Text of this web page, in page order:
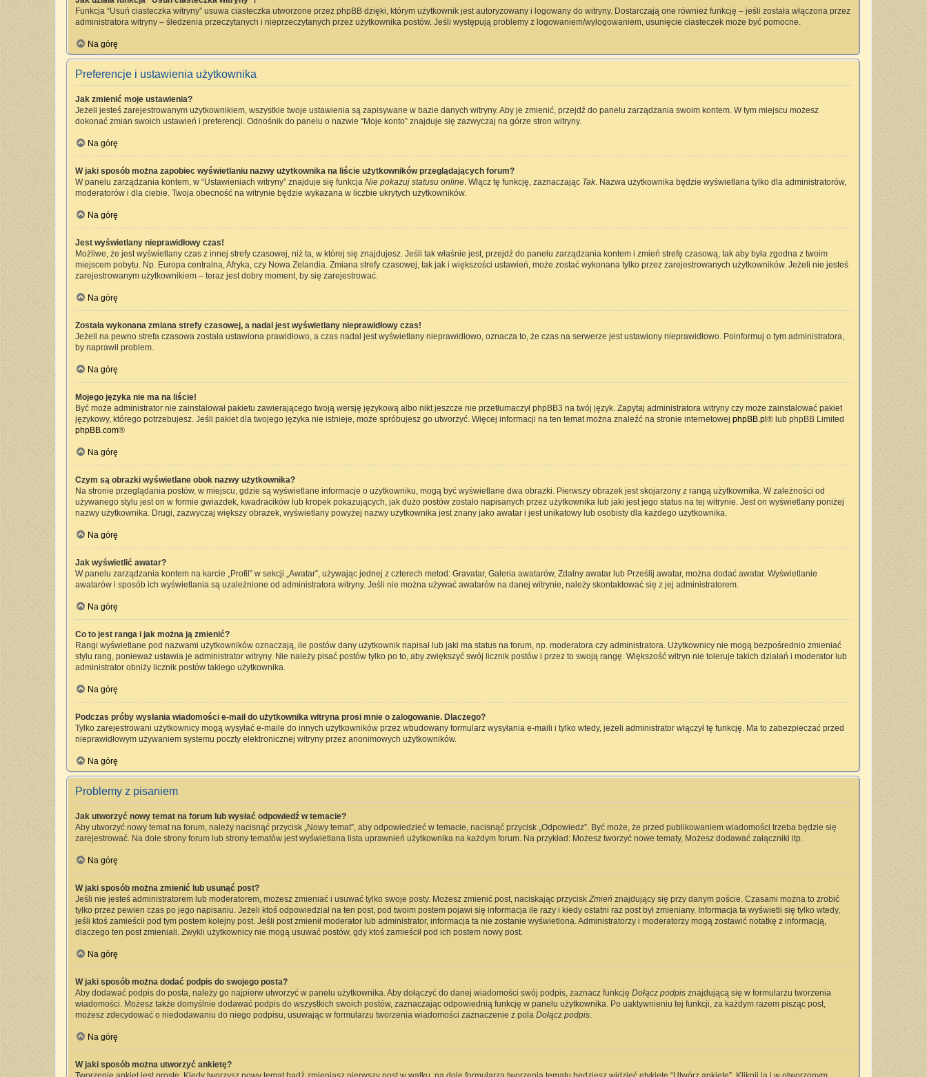
Funkcja “Usuń ciasteczka witryny” usuwa ciasteczka utworzone przez phpBB dzięki, którym użytkownik jest autoryzowany i logowany do witryny. Dostarczają one również funkcję – jeśli została włączona przez
administratora witryny – śledzenia przeczytanych i nieprzeczytanych przez użytkownika postów. Jeśli występują problemy z logowaniem/wylogowaniem, usunięcie ciasteczek może być pomocne.
Na górę
Preferencje i ustawienia użytkownika
Jak zmienić moje ustawienia?
Jeżeli jesteś zarejestrowanym użytkownikiem, wszystkie twoje ustawienia są zapisywane w bazie danych witryny. Aby je zmienić, przejdź do panelu zarządzania swoim kontem. W tym miejscu możesz
dokonać zmian swoich ustawień i preferencji. Odnośnik do panelu o nazwie “Moje konto” znajduje się zazwyczaj na górze stron witryny.
Na górę
W jaki sposób można zapobiec wyświetlaniu nazwy użytkownika na liście użytkowników przeglądających forum?
W panelu zarządzania kontem, w “Ustawieniach witryny” znajduje się funkcja Nie pokazuj statusu online. Włącz tę funkcję, zaznaczając Tak. Nazwa użytkownika będzie wyświetlana tylko dla administratorów,
moderatorów i dla ciebie. Twoja obecność na witrynie będzie wykazana w liczbie ukrytych użytkowników.
Na górę
Jest wyświetlany nieprawidłowy czas!
Możliwe, że jest wyświetlany czas z innej strefy czasowej, niż ta, w której się znajdujesz. Jeśli tak właśnie jest, przejdź do panelu zarządzania kontem i zmień strefę czasową, tak aby była zgodna z twoim
miejscem pobytu. Np. Europa centralna, Afryka, czy Nowa Zelandia. Zmiana strefy czasowej, tak jak i większości ustawień, może zostać wykonana tylko przez zarejestrowanych użytkowników. Jeżeli nie jesteś
zarejestrowanym użytkownikiem – teraz jest dobry moment, by się zarejestrować.
Na górę
Została wykonana zmiana strefy czasowej, a nadal jest wyświetlany nieprawidłowy czas!
Jeżeli na pewno strefa czasowa została ustawiona prawidłowo, a czas nadal jest wyświetlany nieprawidłowo, oznacza to, że czas na serwerze jest ustawiony nieprawidłowo. Poinformuj o tym administratora,
by naprawił problem.
Na górę
Mojego języka nie ma na liście!
Być może administrator nie zainstalował pakietu zawierającego twoją wersję językową albo nikt jeszcze nie przetłumaczył phpBB3 na twój język. Zapytaj administratora witryny czy może zainstalować pakiet
językowy, którego potrzebujesz. Jeśli pakiet dla twojego języka nie istnieje, może spróbujesz go utworzyć. Więcej informacji na ten temat można znaleźć na stronie internetowej phpBB.pl ® lub phpBB Limited
phpBB.com®
Na górę
Czym są obrazki wyświetlane obok nazwy użytkownika?
Na stronie przeglądania postów, w miejscu, gdzie są wyświetlane informacje o użytkowniku, mogą być wyświetlane dwa obrazki. Pierwszy obrazek jest skojarzony z rangą użytkownika. W zależności od
używanego stylu jest on w formie gwiazdek, kwadracików lub kropek pokazujących, jak dużo postów zostało napisanych przez użytkownika lub jaki jest jego status na tej witrynie. Jest on wyświetlany poniżej
nazwy użytkownika. Drugi, zazwyczaj większy obrazek, wyświetlany powyżej nazwy użytkownika jest znany jako awatar i jest unikatowy lub osobisty dla każdego użytkownika.
Na górę
Jak wyświetlić awatar?
W panelu zarządzania kontem na karcie „Profil” w sekcji „Awatar”, używając jednej z czterech metod: Gravatar, Galeria awatarów, Zdalny awatar lub Prześlij awatar, można dodać awatar. Wyświetlanie
awatarów i sposób ich wyświetlania są uzależnione od administratora witryny. Jeśli nie można używać awatarów na danej witrynie, należy skontaktować się z jej administratorem.
Na górę
Co to jest ranga i jak można ją zmienić?
Rangi wyświetlane pod nazwami użytkowników oznaczają, ile postów dany użytkownik napisał lub jaki ma status na forum, np. moderatora czy administratora. Użytkownicy nie mogą bezpośrednio zmieniać
stylu rang, ponieważ ustawia je administrator witryny. Nie należy pisać postów tylko po to, aby zwiększyć swój licznik postów i przez to swoją rangę. Większość witryn nie toleruje takich działań i moderator lub
administrator obniży licznik postów takiego użytkownika.
Na górę
Podczas próby wysłania wiadomości e-mail do użytkownika witryna prosi mnie o zalogowanie. Dlaczego?
Tylko zarejestrowani użytkownicy mogą wysyłać e-maile do innych użytkowników przez wbudowany formularz wysyłania e-maili i tylko wtedy, jeżeli administrator włączył tę funkcję. Ma to zabezpieczać przed
nieprawidłowym używaniem systemu poczty elektronicznej witryny przez anonimowych użytkowników.
Na górę
Problemy z pisaniem
Jak utworzyć nowy temat na forum lub wysłać odpowiedź w temacie?
Aby utworzyć nowy temat na forum, należy nacisnąć przycisk „Nowy temat”, aby odpowiedzieć w temacie, nacisnąć przycisk „Odpowiedz”. Być może, że przed publikowaniem wiadomości trzeba będzie się
zarejestrować. Na dole strony forum lub strony tematów jest wyświetlana lista uprawnień użytkownika na każdym forum. Na przykład: Możesz tworzyć nowe tematy, Możesz dodawać załączniki itp.
Na górę
W jaki sposób można zmienić lub usunąć post?
Jeśli nie jesteś administratorem lub moderatorem, możesz zmieniać i usuwać tylko swoje posty. Możesz zmienić post, naciskając przyciskZmień znajdujący się przy danym poście. Czasami można to zrobić
tylko przez pewien czas po jego napisaniu. Jeżeli ktoś odpowiedział na ten post, pod twoim postem pojawi się informacja ile razy i kiedy ostatni raz post był zmieniany. Informacja ta wyświetli się tylko wtedy,
jeśli ktoś zamieścił pod tym postem kolejny post. Jeśli post zmienił moderator lub administrator, informacja ta nie zostanie wyświetlona. Administratorzy i moderatorzy mogą zostawić notatkę z informacją,
dlaczego ten post zmieniali. Zwykli użytkownicy nie mogą usuwać postów, gdy ktoś zamieścił pod ich postem nowy post.
Na górę
W jaki sposób można dodać podpis do swojego posta?
Aby dodawać podpis do posta, należy go najpierw utworzyć w panelu użytkownika. Aby dołączyć do danej wiadomości swój podpis, zaznacz funkcję Dołącz podpis znajdującą się w formularzu tworzenia
wiadomości. Możesz także domyślnie dodawać podpis do wszystkich swoich postów, zaznaczając odpowiednią funkcję w panelu użytkownika. Po uaktywnieniu tej funkcji, za każdym razem pisząc post,
możesz zdecydować o niedodawaniu do niego podpisu, usuwając w formularzu tworzenia wiadomości zaznaczenie z pola Dołącz podpis.
Na górę
W jaki sposób można utworzyć ankietę?